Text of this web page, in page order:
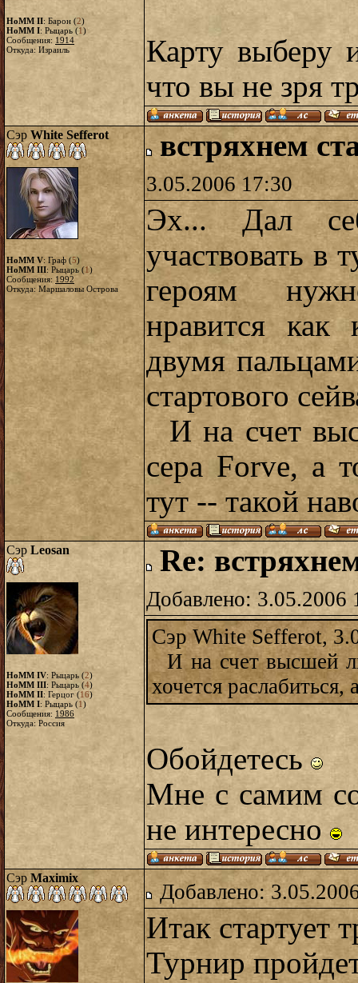
HoMM II: Барон (2)
HoMM I: Рыцарь (1)
Сообщения: 1914
Откуда: Израиль
Карту выберу
что вы не зря
Сэр White Sefferot
HoMM V: Граф (5)
HoMM III: Рыцарь (1)
Сообщения: 1992
Откуда: Маршаловы Острова
встряхнем
3.05.2006 17:30
Эх... Дал
участвовать в
героям
нравится как
двумя
стартового
И на счет
сера Forve, а
тут -- такой
Сэр Leosan
HoMM IV: Рыцарь (2)
HoMM III: Рыцарь (4)
HoMM II: Герцог (16)
HoMM I: Рыцарь (1)
Сообщения: 1986
Откуда: Россия
Re:
Добавлено: 3.05.2006
Сэр White Sefferot,
И на счет высшей
хочется
Обойдетесь
Мне с самим
не интересно
Сэр Maximix
Добавлено:
Итак
Турнир